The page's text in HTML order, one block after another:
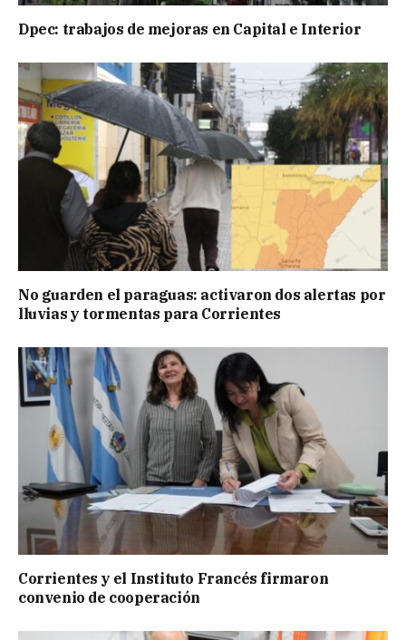
Dpec: trabajos de mejoras en Capital e Interior
No guarden el paraguas: activaron dos alertas por
lluvias y tormentas para Corrientes
Corrientes y el Instituto Francés firmaron
convenio de cooperación